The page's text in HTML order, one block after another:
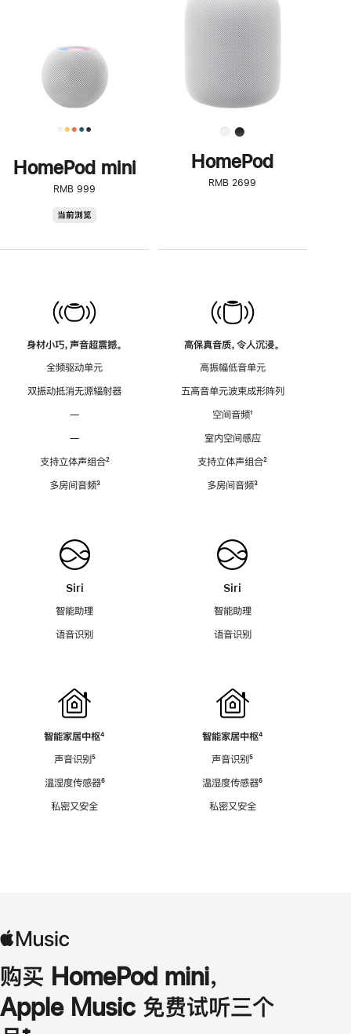
HomePod mini
RMB 999
当前浏览
身材小巧，声音超震撼。
全频驱动单元
双振动抵消无源辐射器
—
—
支持立体声组合脚
²
多房间音频脚
³
Siri
智能助理
语音识别
智能家居中枢脚
⁴
声音识别脚
⁵
温湿度传感器脚
⁶
私密又安全
了
解
HomePod<
HomePod
RMB 2699
高保真音质，令人沉浸。
高振幅低音单元
五高音单元波束成形阵列
空间音频脚
¹
室内空间感应
支持立体声组合脚
²
多房间音频脚
³
Siri
智能助理
语音识别
智能家居中枢脚
⁴
声音识别脚
⁵
温湿度传感器脚
⁶
私密又安全
购买 HomePod mini，
Apple Music 免费试听三个